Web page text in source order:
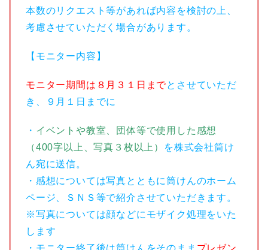
本数のリクエスト等があれば内容を検討の上、
考慮させていただく場合があります。
【モニター内容】
モニター期間は８月３１日までとさせていただ
き、９月１日までに
・ イベントや教室、団体等で使用した感想
（400字以上、写真３枚以上）
を株式会社筒け
ん宛に送信。
・感想については写真とともに筒けんのホーム
ページ、ＳＮＳ等で紹介させていただきます。
※写真については顔などにモザイク処理をいた
します
・モニター終了後は筒けんをそのまま プレゼン